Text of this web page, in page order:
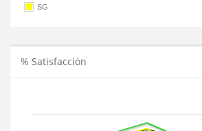
SG
% Satisfacción